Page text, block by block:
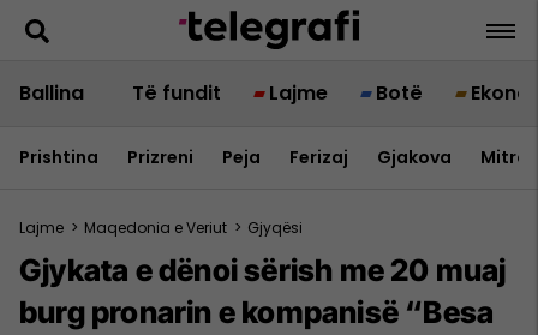
Ballina Të fundit Lajme Botë
Prishtina Prizreni Peja Ferizaj Gjakova
Lajme > Maqedonia e Veriut > Gjyqësi
Gjykata e dënoi sërish me 20 muaj
burg pronarin e kompanisë “Besa